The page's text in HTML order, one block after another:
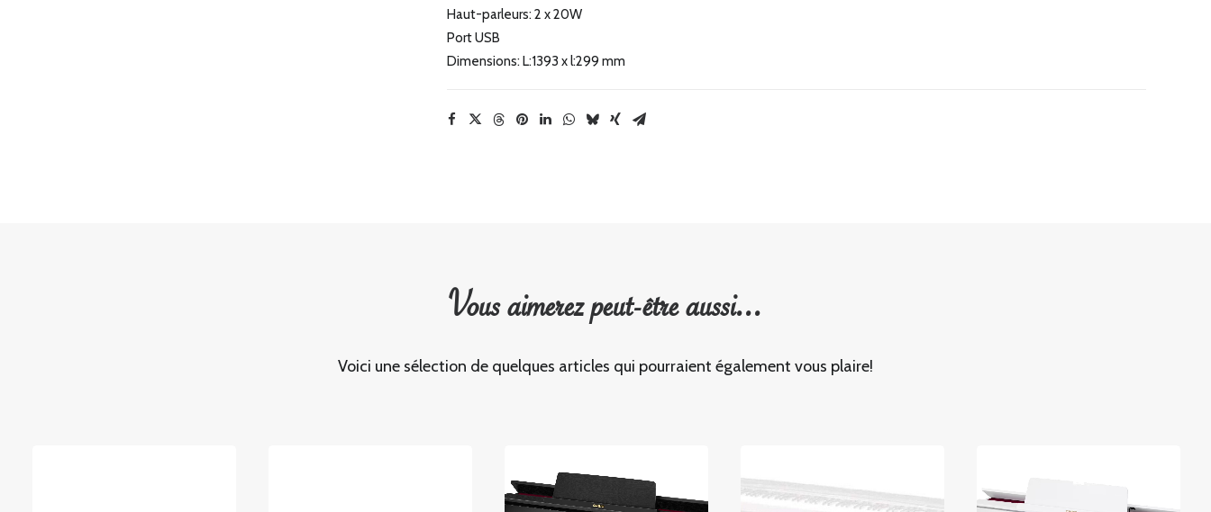
Haut-parleurs: 2 x 20W
Port USB
Dimensions: L:1393 x l:299 mm
Vous aimerez peut-être aussi...
Voici une sélection de quelques articles qui pourraient également vous plaire!